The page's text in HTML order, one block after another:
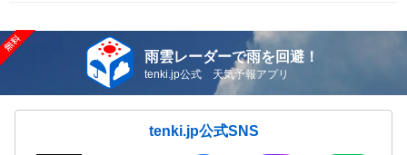
雨雲レーダーで雨を回避！
tenki.jp公式 天気予報アプリ
tenki.jp公式SNS